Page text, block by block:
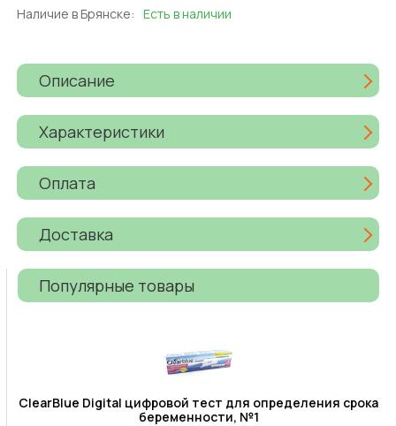
Наличие в Брянске: Есть в наличии
Описание
Характеристики
Оплата
Доставка
Популярные товары
ClearBlue Digital цифровой тест для определения срока
беременности, №1